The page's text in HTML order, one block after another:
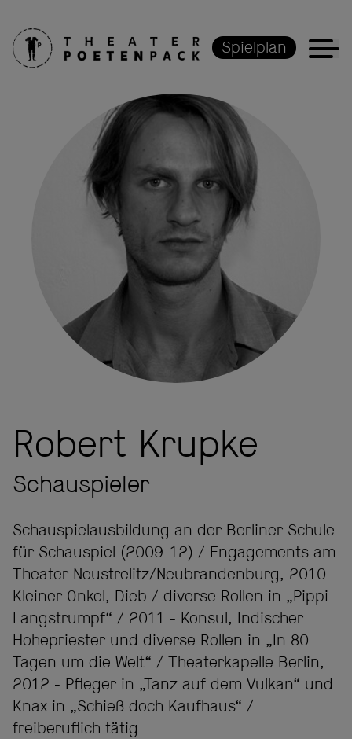
Spielplan
Robert Krupke
Schauspieler
Schauspielausbildung an der Berliner Schule
für Schauspiel (2009-12) / Engagements am
Theater Neustrelitz/Neubrandenburg, 2010 -
Kleiner Onkel, Dieb / diverse Rollen in „Pippi
Langstrumpf“ / 2011 - Konsul, Indischer
Hohepriester und diverse Rollen in „In 80
Tagen um die Welt“ / Theaterkapelle Berlin,
2012 - Pfleger in „Tanz auf dem Vulkan“ und
Knax in „Schieß doch Kaufhaus“ /
freiberuflich tätig